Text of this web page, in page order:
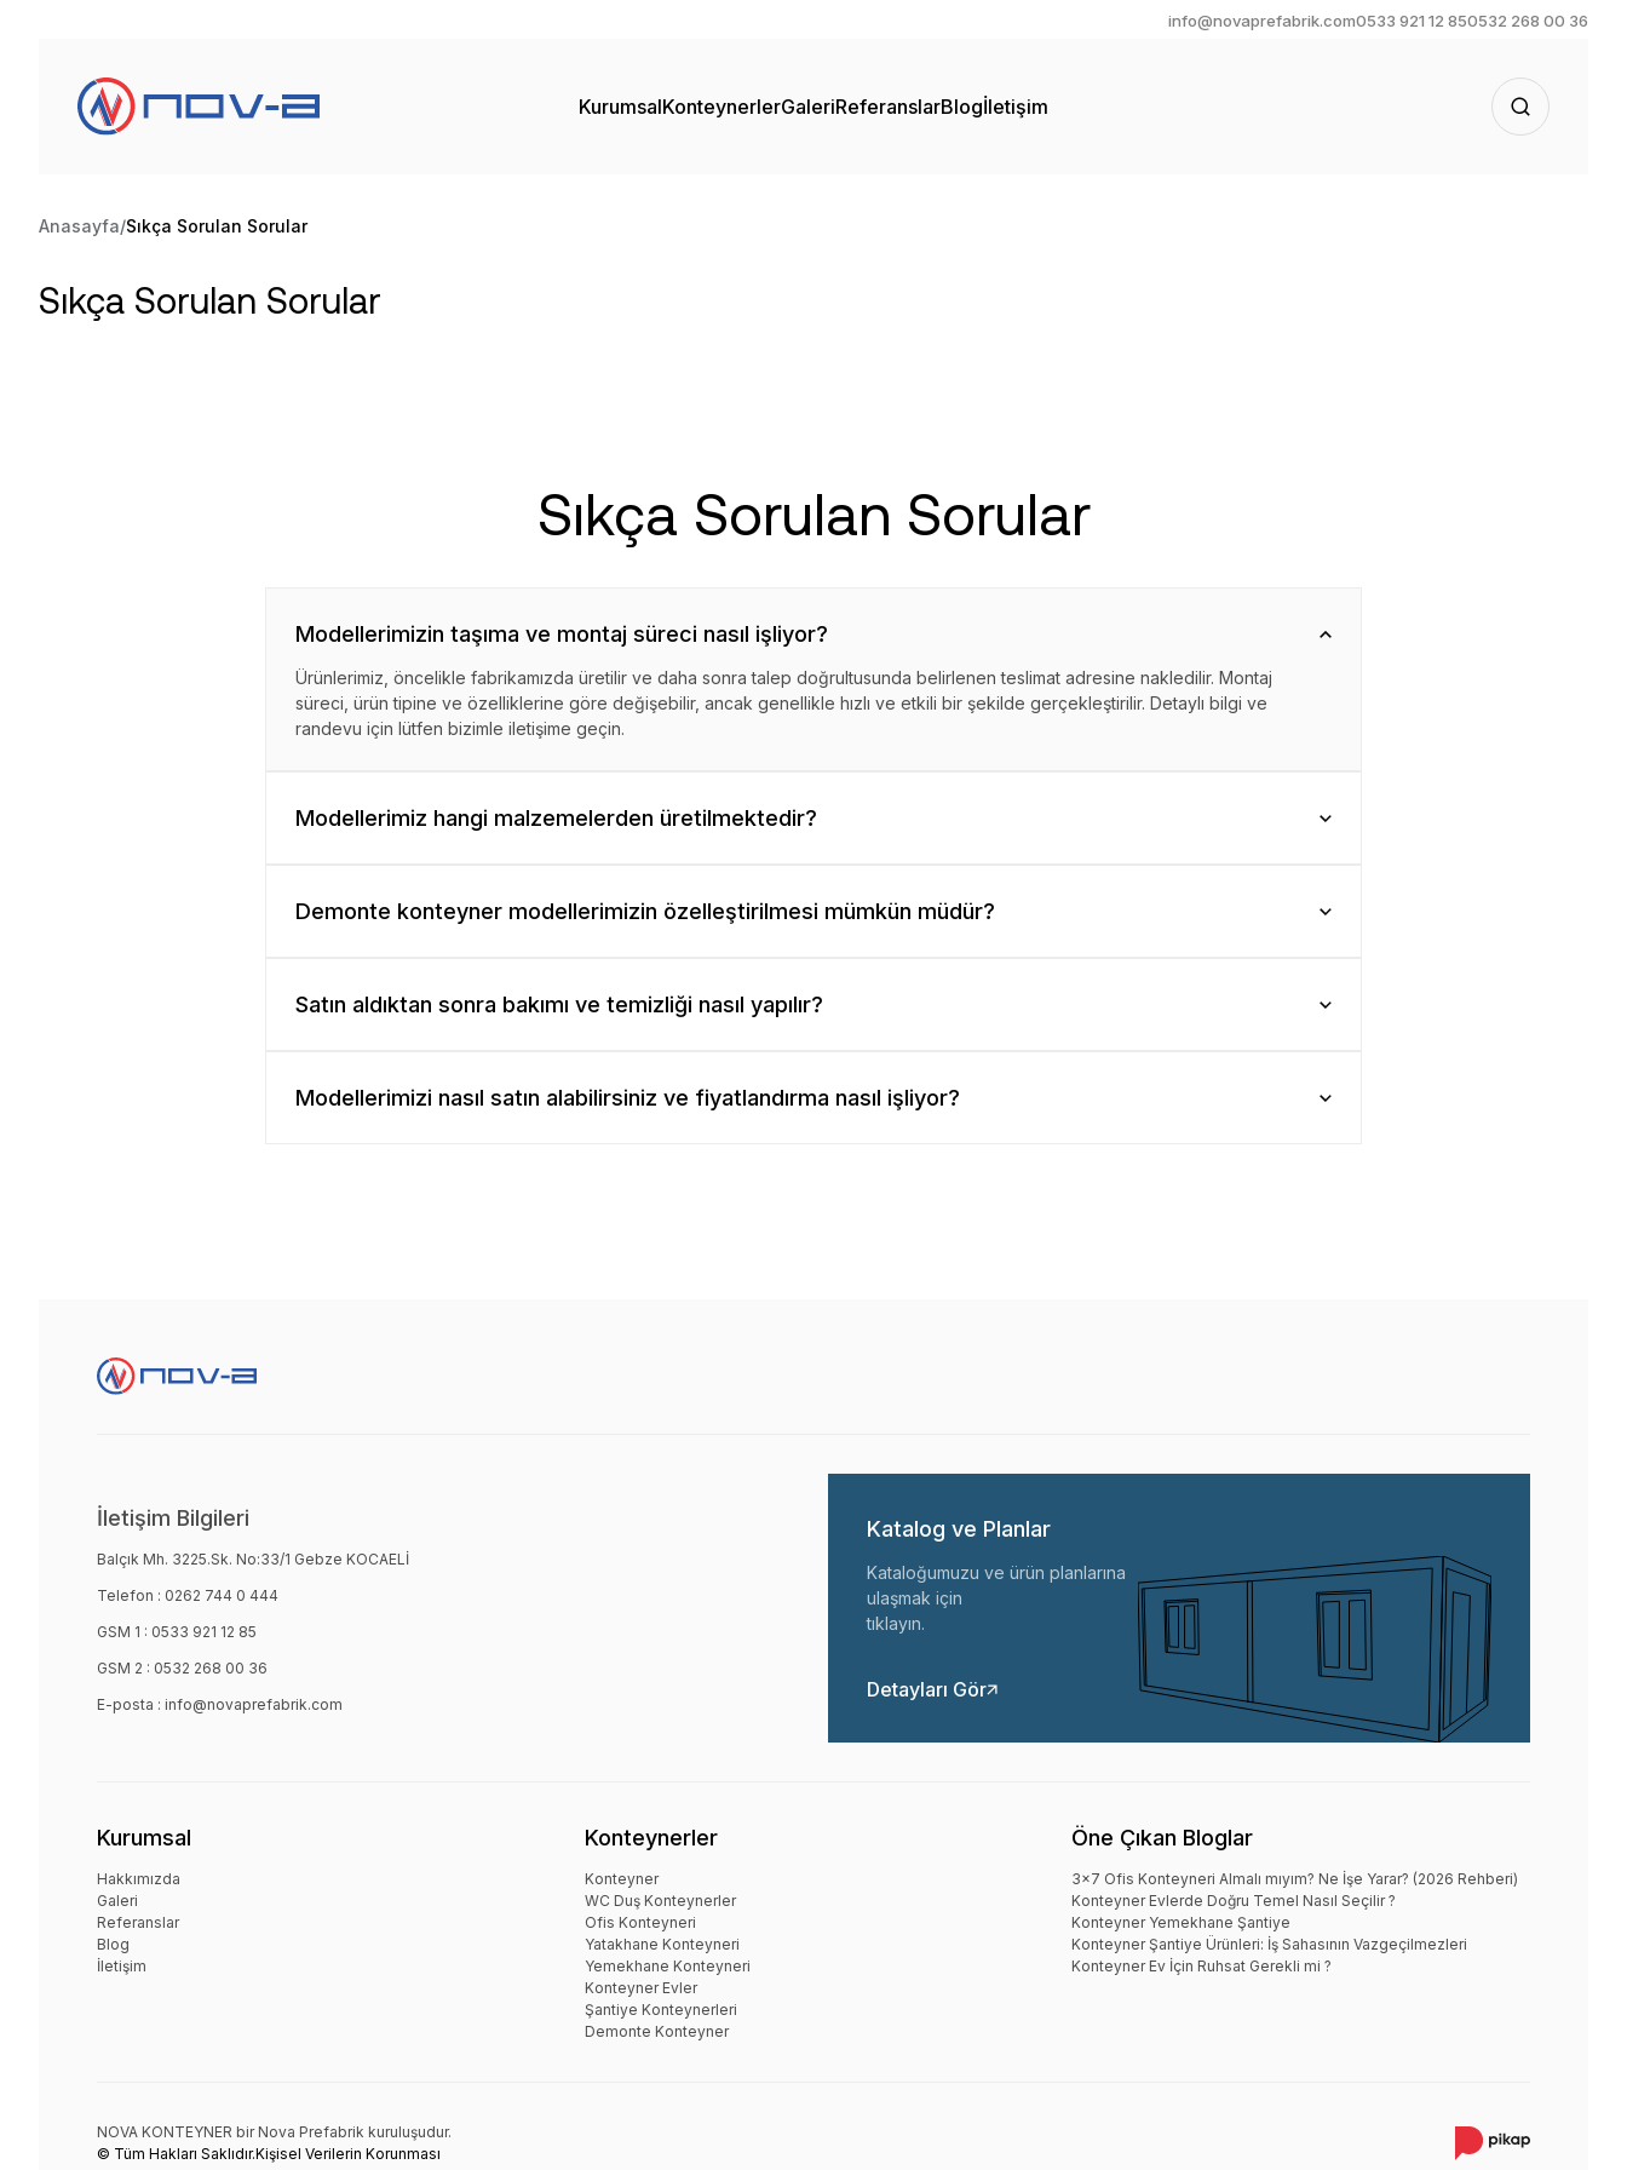
KurumsalKonteynerlerGaleriReferanslarBlogİletişim
info@novaprefabrik.com0533 921 12 850532 268 00 36
Anasayfa Sıkça Sorulan Sorular
Sıkça Sorulan Sorular
Sıkça Sorulan Sorular
Modellerimizin taşıma ve montaj süreci nasıl işliyor?
Ürünlerimiz, öncelikle fabrikamızda üretilir ve daha sonra talep doğrultusunda belirlenen teslimat adresine nakledilir. Montaj
süreci, ürün tipine ve özelliklerine göre değişebilir, ancak genellikle hızlı ve etkili bir şekilde gerçekleştirilir. Detaylı bilgi ve
randevu için lütfen bizimle iletişime geçin.
Modellerimiz hangi malzemelerden üretilmektedir?
Demonte konteyner modellerimizin özelleştirilmesi mümkün müdür?
Satın aldıktan sonra bakımı ve temizliği nasıl yapılır?
Modellerimizi nasıl satın alabilirsiniz ve fiyatlandırma nasıl işliyor?
İletişim Bilgileri
Balçık Mh. 3225.Sk. No:33/1 Gebze KOCAELİ
Telefon : 0262 744 0 444
GSM 1 : 0533 921 12 85
GSM 2 : 0532 268 00 36
E-posta : info@novaprefabrik.com
Katalog ve Planlar
Kataloğumuzu ve ürün planlarına
ulaşmak için
tıklayın.
Detayları Gör
Kurumsal
Hakkımızda
Galeri
Referanslar
Blog
İletişim
Konteynerler
Konteyner
WC Duş Konteynerler
Ofis Konteyneri
Yatakhane Konteyneri
Yemekhane Konteyneri
Konteyner Evler
Şantiye Konteynerleri
Demonte Konteyner
Öne Çıkan Bloglar
3x7 Ofis Konteyneri Almalı mıyım? Ne İşe Yarar? (2026 Rehberi)
Konteyner Evlerde Doğru Temel Nasıl Seçilir ?
Konteyner Yemekhane Şantiye
Konteyner Şantiye Ürünleri: İş Sahasının Vazgeçilmezleri
Konteyner Ev İçin Ruhsat Gerekli mi ?
NOVA KONTEYNER bir Nova Prefabrik kuruluşudur.
© Tüm Hakları Saklıdır.Kişisel Verilerin Korunması